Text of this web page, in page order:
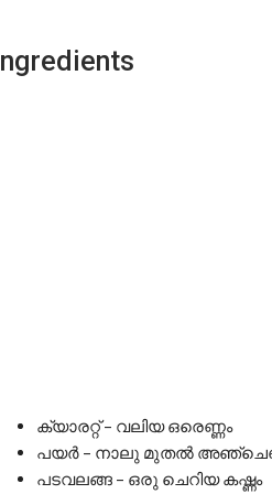
Ingredients
ക്യാരറ്റ് – വലിയ ഒരെണ്ണം
പയർ – നാലു മുതൽ
പടവലങ്ങ – ഒരു ചെറിയ കഷ്ണം